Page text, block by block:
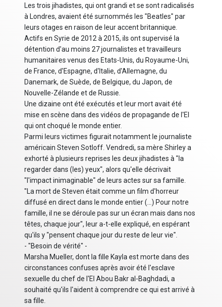
Les trois jihadistes, qui ont grandi et se sont radicalisés
à Londres, avaient été surnommés les "Beatles" par
leurs otages en raison de leur accent britannique.
Actifs en Syrie de 2012 à 2015, ils ont supervisé la
détention d'au moins 27 journalistes et travailleurs
humanitaires venus des Etats-Unis, du Royaume-Uni,
de France, d'Espagne, d'Italie, d'Allemagne, du
Danemark, de Suède, de Belgique, du Japon, de
Nouvelle-Zélande et de Russie.
Une dizaine ont été exécutés et leur mort avait été
mise en scène dans des vidéos de propagande de l'EI
qui ont choqué le monde entier.
Parmi leurs victimes figurait notamment le journaliste
américain Steven Sotloff. Vendredi, sa mère Shirley a
exhorté à plusieurs reprises les deux jihadistes à "la
regarder dans (les) yeux", alors qu'elle décrivait
"l'impact inimaginable" de leurs actes sur sa famille.
"La mort de Steven était comme un film d'horreur
diffusé en direct dans le monde entier (...) Pour notre
famille, il ne se déroule pas sur un écran mais dans nos
têtes, chaque jour", leur a-t-elle expliqué, en espérant
qu'ils y "pensent chaque jour du reste de leur vie".
- "Besoin de vérité" -
Marsha Mueller, dont la fille Kayla est morte dans des
circonstances confuses après avoir été l'esclave
sexuelle du chef de l'EI Abou Bakr al-Baghdadi, a
souhaité qu'ils l'aident à comprendre ce qui est arrivé à
sa fille.